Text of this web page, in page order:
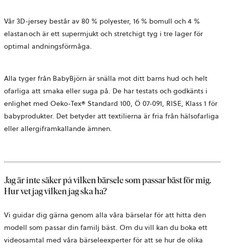
Vår 3D-jersey består av 80 % polyester, 16 % bomull och 4 %
elastan och är ett supermjukt och stretchigt tyg i tre lager för
optimal andningsförmåga.
Alla tyger från BabyBjörn är snälla mot ditt barns hud och helt
ofarliga att smaka eller suga på. De har testats och godkänts i
enlighet med Oeko-Tex® Standard 100, Ö 07-091, RISE, Klass 1 för
babyprodukter. Det betyder att textilierna är fria från hälsofarliga
eller allergiframkallande ämnen.
Jag är inte säker på vilken bärsele som passar bäst för mig.
Hur vet jag vilken jag ska ha?
Vi guidar dig gärna genom alla våra bärselar för att hitta den
modell som passar din familj bäst. Om du vill kan du boka ett
videosamtal med våra bärseleexperter för att se hur de olika